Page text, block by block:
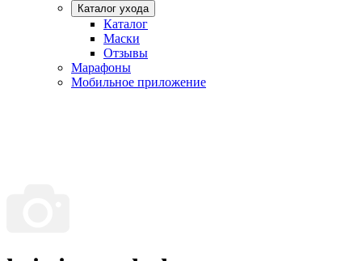
Каталог ухода
Каталог
Маски
Отзывы
Марафоны
Мобильное приложение